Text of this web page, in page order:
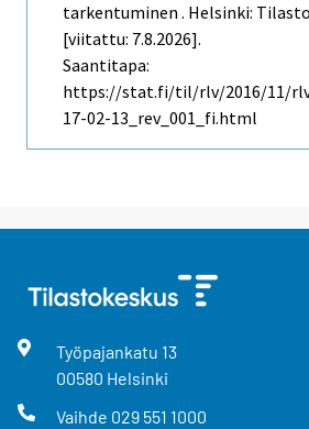
tarkentuminen . Helsinki:
[viitattu: 7.8.2026].
Saantitapa:
https://stat.fi/til/rlv/2016/11/
17-02-13_rev_001_fi.html
Työpajankatu 13
00580 Helsinki
Vaihde 029 551 1000